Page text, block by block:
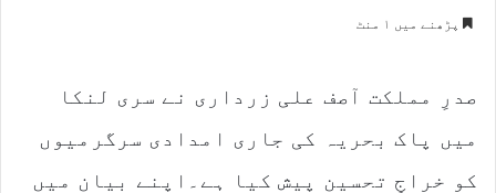
a
e
پڑھنے میں ۱ منٹ
صدرِ مملکت آصف علی زرداری نے سری لنکا
میں پاک بحریہ کی جاری امدادی سرگرمیوں
کو خراجِ تحسین پیش کیا ہے۔اپنے بیان میں